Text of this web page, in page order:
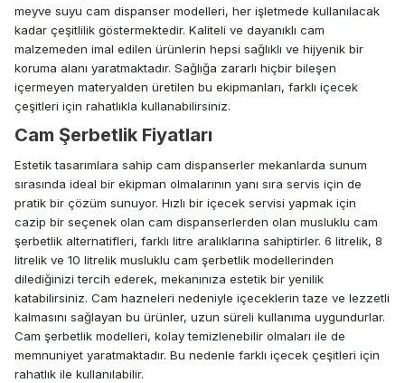
meyve suyu cam dispanser modelleri, her işletmede kullanılacak
kadar çeşitlilik göstermektedir. Kaliteli ve dayanıklı cam
malzemeden imal edilen ürünlerin hepsi sağlıklı ve hijyenik bir
koruma alanı yaratmaktadır. Sağlığa zararlı hiçbir bileşen
içermeyen materyalden üretilen bu ekipmanları, farklı içecek
çeşitleri için rahatlıkla kullanabilirsiniz.
Cam Şerbetlik Fiyatları
Estetik tasarımlara sahip cam dispanserler mekanlarda sunum
sırasında ideal bir ekipman olmalarının yanı sıra servis için de
pratik bir çözüm sunuyor. Hızlı bir içecek servisi yapmak için
cazip bir seçenek olan cam dispanserlerden olan musluklu cam
şerbetlik alternatifleri, farklı litre aralıklarına sahiptirler. 6 litrelik, 8
litrelik ve 10 litrelik musluklu cam şerbetlik modellerinden
dilediğinizi tercih ederek, mekanınıza estetik bir yenilik
katabilirsiniz. Cam hazneleri nedeniyle içeceklerin taze ve lezzetli
kalmasını sağlayan bu ürünler, uzun süreli kullanıma uygundurlar.
Cam şerbetlik modelleri, kolay temizlenebilir olmaları ile de
memnuniyet yaratmaktadır. Bu nedenle farklı içecek çeşitleri için
rahatlık ile kullanılabilir.